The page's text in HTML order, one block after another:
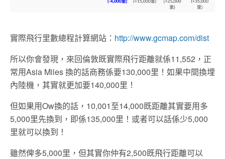
實際飛行里數總程計算網站： http://www.gcmap.com/dist
所以你會發現，來回倫敦既實際飛行距離就係11,552，正
常用Asia Miles 換的話商務係要130,000里！如果中間換埋
內陸機，其實就更加要140,000里！
但如果用Ow換的話，10,001至14,000既距離其實要用多
5,000里先換到，即係135,000里！或者可以話係少5,000
里就可以換到！
雖然俾多5,000里，但其實你仲有2,500既飛行距離可以